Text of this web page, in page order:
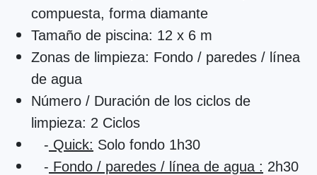
compuesta, forma diamante
Tamaño de piscina: 12 x 6 m
Zonas de limpieza: Fondo / paredes / línea
de agua
Número / Duración de los ciclos de
limpieza: 2 Ciclos
- Quick: Solo fondo 1h30
- Fondo / paredes / línea de agua : 2h30